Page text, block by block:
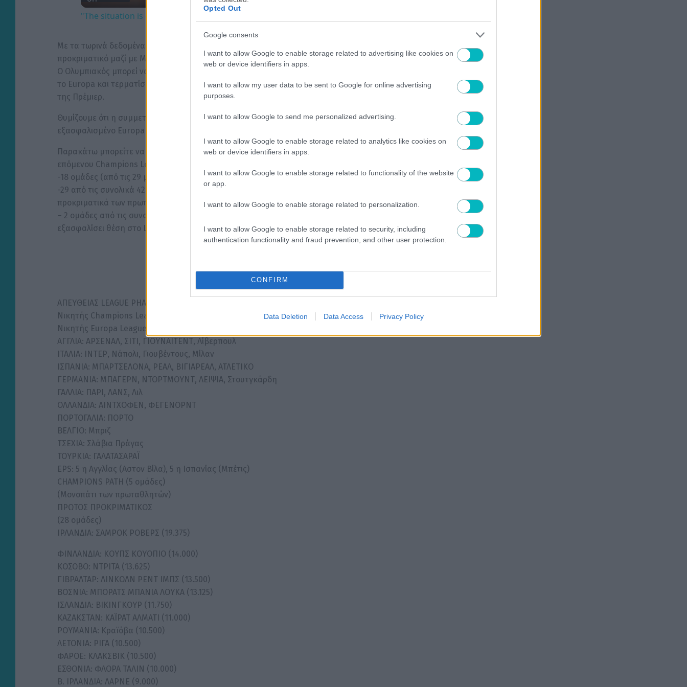
Opted Out
Google consents
I want to allow Google to enable storage related to advertising like cookies on
web or device identifiers in apps.
I want to allow my user data to be sent to Google for online advertising
purposes.
I want to allow Google to send me personalized advertising.
I want to allow Google to enable storage related to analytics like cookies on
web or device identifiers in apps.
I want to allow Google to enable storage related to functionality of the website
or app.
I want to allow Google to enable storage related to personalization.
I want to allow Google to enable storage related to security, including
authentication functionality and fraud prevention, and other user protection.
CONFIRM
Data Deletion Data Access Privacy Policy
y
V
i
d
e
o
"The situation is out of control": Greek firefighters battle wildfire for fourth day
Με τα τωρινά δεδομένα, που δύσκολα θα αλλάξουν, ο Ολυμπιακός μπορεί να είναι ισχυρός και στον τρίτο
προκριματικό μαζί με Μπενφίκα, Λιόν και Μπόντο Γκλιμτ!
Ο Ολυμπιακός μπορεί να ξεκινήσει και από τον τρίτο προκριματικό, αντί για τον δεύτερο, αν η Αστον Βίλα κατακτήσει
το Europa και τερματίσει στην πρώτη τετράδα
της Πρέμιερ.
Θυμίζουμε ότι η συμμετοχή στον τρίτο προκριματικό του League Path σημαίνει
εξασφαλισμένο Europa League, ακόμα και με μη πρόκριση στα πλέι οφ!
Παρακάτω μπορείτε να δείτε πώς έχει διαμορφωθεί μέχρι σήμερα η εικόνα του
επόμενου Champions League:
-18 ομάδες (από τις 29 με απευθείας συμμετοχή) βρίσκονται ήδη στη League Phase
-29 από τις συνολικά 42 ομάδες έχουν εξασφαλίσει θέση, μαζί με την ΑΕΚ, στα
προκριματικά των πρωταθλητών (Champions Path) για πέντε εισιτήρια
– 2 ομάδες από τις συνολικά 11 (Μπόντο Γκλιμτ και Φενέρμπαχτσε) έχουν
εξασφαλίσει θέση στο League Path για πέντε εισιτήρια στη League Phase
ΑΠΕΥΘΕΙΑΣ LEAGUE PHASE (29 ομάδες)
Νικητής Champions League: ΣΑΧΤΑΡ (rebalancing κατόχου)
Νικητής Europa League: Αστον Βίλα ή Φράιμπουργκ
ΑΓΓΛΙΑ: ΑΡΣΕΝΑΛ, ΣΙΤΙ, ΓΙΟΥΝΑΙΤΕΝΤ, Λίβερπουλ
ΙΤΑΛΙΑ: ΙΝΤΕΡ, Νάπολι, Γιουβέντους, Μίλαν
ΙΣΠΑΝΙΑ: ΜΠΑΡΤΣΕΛΟΝΑ, ΡΕΑΛ, ΒΙΓΙΑΡΕΑΛ, ΑΤΛΕΤΙΚΟ
ΓΕΡΜΑΝΙΑ: ΜΠΑΓΕΡΝ, ΝΤΟΡΤΜΟΥΝΤ, ΛΕΙΨΙΑ, Στουτγκάρδη
ΓΑΛΛΙΑ: ΠΑΡΙ, ΛΑΝΣ, Λιλ
ΟΛΛΑΝΔΙΑ: ΑΙΝΤΧΟΦΕΝ, ΦΕΓΕΝΟΡΝΤ
ΠΟΡΤΟΓΑΛΙΑ: ΠΟΡΤΟ
ΒΕΛΓΙΟ: Μπριζ
ΤΣΕΧΙΑ: Σλάβια Πράγας
ΤΟΥΡΚΙΑ: ΓΑΛΑΤΑΣΑΡΑΪ
EPS: 5 η Αγγλίας (Αστον Βίλα), 5 η Ισπανίας (Μπέτις)
CHAMPIONS PATH (5 ομάδες)
(Μονοπάτι των πρωταθλητών)
ΠΡΩΤΟΣ ΠΡΟΚΡΙΜΑΤΙΚΟΣ
(28 ομάδες)
ΙΡΛΑΝΔΙΑ: ΣΑΜΡΟΚ ΡΟΒΕΡΣ (19.375)
ΦΙΝΛΑΝΔΙΑ: ΚΟΥΠΣ ΚΟΥΟΠΙΟ (14.000)
ΚΟΣΟΒΟ: ΝΤΡΙΤΑ (13.625)
ΓΙΒΡΑΛΤΑΡ: ΛΙΝΚΟΛΝ ΡΕΝΤ ΙΜΠΣ (13.500)
ΒΟΣΝΙΑ: ΜΠΟΡΑΤΣ ΜΠΑΝΙΑ ΛΟΥΚΑ (13.125)
ΙΣΛΑΝΔΙΑ: ΒΙΚΙΝΓΚΟΥΡ (11.750)
ΚΑΖΑΚΣΤΑΝ: ΚΑΪΡΑΤ ΑΛΜΑΤΙ (11.000)
ΡΟΥΜΑΝΙΑ: Κραϊόβα (10.500)
ΛΕΤΟΝΙΑ: ΡΙΓΑ (10.500)
ΦΑΡΟΕ: ΚΛΑΚΣΒΙΚ (10.500)
ΕΣΘΟΝΙΑ: ΦΛΟΡΑ ΤΑΛΙΝ (10.000)
Β. ΙΡΛΑΝΔΙΑ: ΛΑΡΝΕ (9.000)